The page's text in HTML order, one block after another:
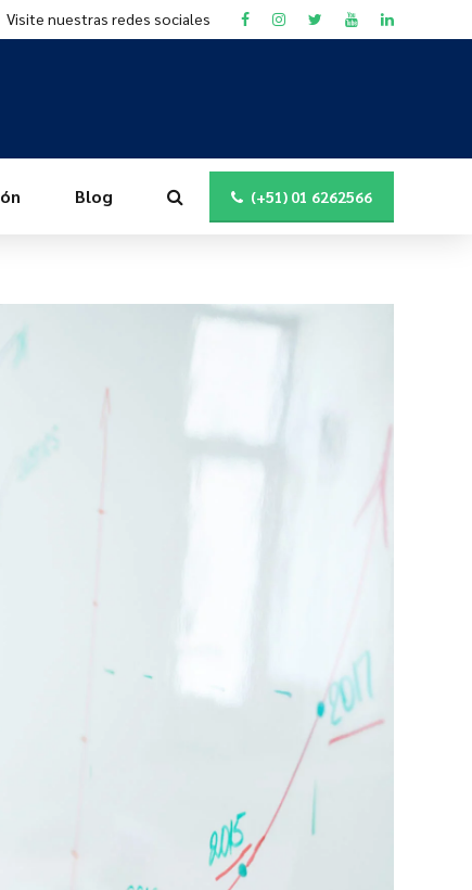
Visite nuestras redes sociales
(+51) 01 6262566
Blog